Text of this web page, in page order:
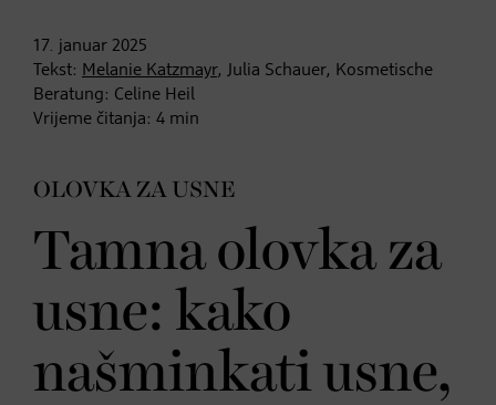
17. januar 2025
Tekst: Melanie Katzmayr, Julia Schauer, Kosmetische
Beratung: Celine Heil
Vrijeme čitanja: 4 min
OLOVKA ZA USNE
Tamna olovka za
usne: kako
našminkati usne,